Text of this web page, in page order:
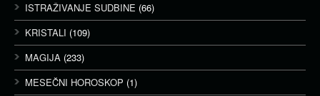
ISTRAŽIVANJE SUDBINE (66)
KRISTALI (109)
MAGIJA (233)
MESEČNI HOROSKOP (1)